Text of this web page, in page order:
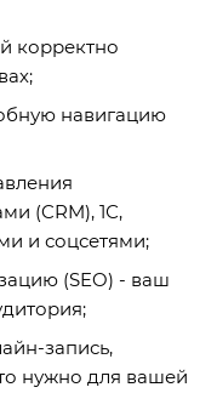
корректно
навигацию
(CRM), 1С,
и соцсетями;
(SEO) - ваш
запись,
нужно для вашей